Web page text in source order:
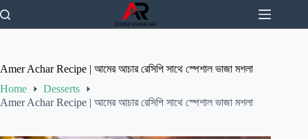
to
content
Amer Achar Recipe | আমের আচার রেসিপি সাথে স্পেশাল ভাজা মশলা
Home
Desserts
Amer Achar Recipe | আমের আচার রেসিপি সাথে স্পেশাল ভাজা মশলা